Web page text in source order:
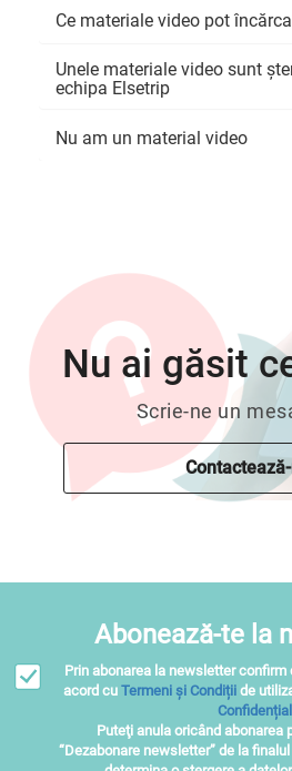
Ce materiale video pot
Unele materiale video sunt
echipa Elsetrip
Nu am un material video
Nu ai găsit
Scrie-ne un
Abonează-te la
Prin abonarea la newsletter
acord cu Termeni și Condițiide
Puteţi anula oricând abonarea
“Dezabonare newsletter” de la